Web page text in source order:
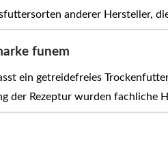
anderer Hersteller,
funem
ein getreidefreies
der Rezeptur wurden fachliche